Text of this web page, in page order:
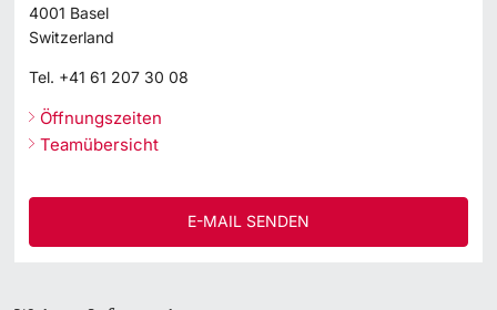
4001 Basel
Switzerland
Tel. +41 61 207 30 08
Öffnungszeiten
Teamübersicht
E-MAIL SENDEN